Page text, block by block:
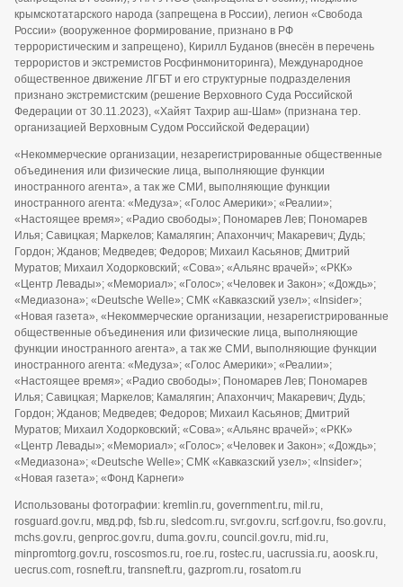
крымскотатарского народа (запрещена в России), легион «Свобода
России» (вооруженное формирование, признано в РФ
террористическим и запрещено), Кирилл Буданов (внесён в перечень
террористов и экстремистов Росфинмониторинга), Международное
общественное движение ЛГБТ и его структурные подразделения
признано экстремистским (решение Верховного Суда Российской
Федерации от 30.11.2023), «Хайят Тахрир аш-Шам» (признана тер.
организацией Верховным Судом Российской Федерации)
«Некоммерческие организации, незарегистрированные общественные
объединения или физические лица, выполняющие функции
иностранного агента», а так же СМИ, выполняющие функции
иностранного агента: «Медуза»; «Голос Америки»; «Реалии»;
«Настоящее время»; «Радио свободы»; Пономарев Лев; Пономарев
Илья; Савицкая; Маркелов; Камалягин; Апахончич; Макаревич; Дудь;
Гордон; Жданов; Медведев; Федоров; Михаил Касьянов; Дмитрий
Муратов; Михаил Ходорковский; «Сова»; «Альянс врачей»; «РКК»
«Центр Левады»; «Мемориал»; «Голос»; «Человек и Закон»; «Дождь»;
«Медиазона»; «Deutsche Welle»; СМК «Кавказский узел»; «Insider»;
«Новая газета», «Некоммерческие организации, незарегистрированные
общественные объединения или физические лица, выполняющие
функции иностранного агента», а так же СМИ, выполняющие функции
иностранного агента: «Медуза»; «Голос Америки»; «Реалии»;
«Настоящее время»; «Радио свободы»; Пономарев Лев; Пономарев
Илья; Савицкая; Маркелов; Камалягин; Апахончич; Макаревич; Дудь;
Гордон; Жданов; Медведев; Федоров; Михаил Касьянов; Дмитрий
Муратов; Михаил Ходорковский; «Сова»; «Альянс врачей»; «РКК»
«Центр Левады»; «Мемориал»; «Голос»; «Человек и Закон»; «Дождь»;
«Медиазона»; «Deutsche Welle»; СМК «Кавказский узел»; «Insider»;
«Новая газета»; «Фонд Карнеги»
Использованы фотографии: kremlin.ru, government.ru, mil.ru,
rosguard.gov.ru, мвд.рф, fsb.ru, sledcom.ru, svr.gov.ru, scrf.gov.ru, fso.gov.ru,
mchs.gov.ru, genproc.gov.ru, duma.gov.ru, council.gov.ru, mid.ru,
minpromtorg.gov.ru, roscosmos.ru, roe.ru, rostec.ru, uacrussia.ru, aoosk.ru,
uecrus.com, rosneft.ru, transneft.ru, gazprom.ru, rosatom.ru